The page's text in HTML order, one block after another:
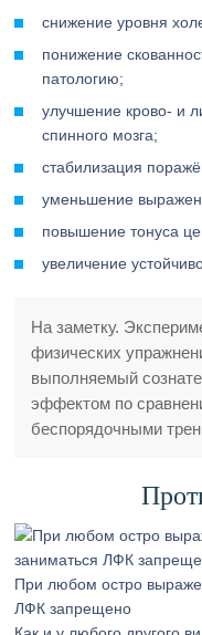
снижение уровня
понижение
патологию;
улучшение крово- и
спинного мозга;
стабилизация
уменьшение
повышение тонуса
увеличение
На заметку.
физических
выполняемый
эффектом по
беспорядочными
При любом остро
ЛФК запрещено